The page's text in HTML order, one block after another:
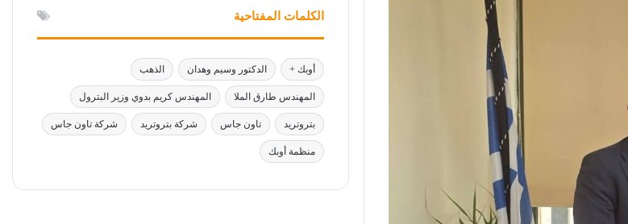
الكلمات المفتاحية
أوبك + الدكتور وسيم وهدان الذهب
المهندس طارق الملا المهندس كريم بدوي وزير البترول
بتروتريد تاون جاس شركة بتروتريد شركة تاون جاس
منظمة أوبك